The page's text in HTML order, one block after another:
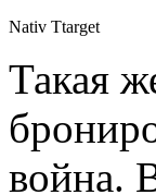
Nativ Ttarget
Такая
война.